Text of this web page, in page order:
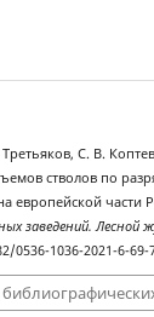
С. В.
стволов по
европейской части
заведений. Лесной
0536-1036-2021-6-69-